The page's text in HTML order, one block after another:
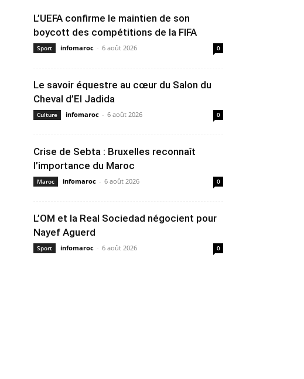
L’UEFA confirme le maintien de son
boycott des compétitions de la FIFA
Sport infomaroc - 6 août 2026 0
Le savoir équestre au cœur du Salon du
Cheval d’El Jadida
Culture infomaroc - 6 août 2026 0
Crise de Sebta : Bruxelles reconnaît
l’importance du Maroc
Maroc infomaroc - 6 août 2026 0
L’OM et la Real Sociedad négocient pour
Nayef Aguerd
Sport infomaroc - 6 août 2026 0